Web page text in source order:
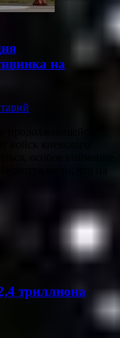
на
продолжающейся
киевского
особое внимание
на то, что на
триллиона